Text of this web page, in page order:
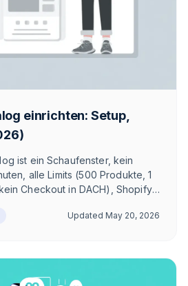
einrichten: Setup,
ist ein Schaufenster, kein
alle Limits (500 Produkte, 1
Checkout in DACH), Shopify-
DACH-E-Commerce-Sicht.
Updated May 20, 2026